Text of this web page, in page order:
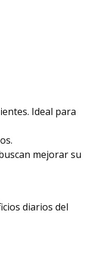
Ideal para
mejorar su
diarios del